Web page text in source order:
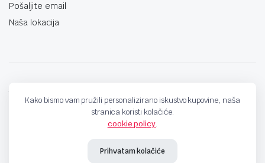
Pošaljite email
Naša lokacija
Kako bismo vam pružili personalizirano iskustvo kupovine, naša
stranica koristi kolačiće.
cookie policy.
Prihvatam kolačiće